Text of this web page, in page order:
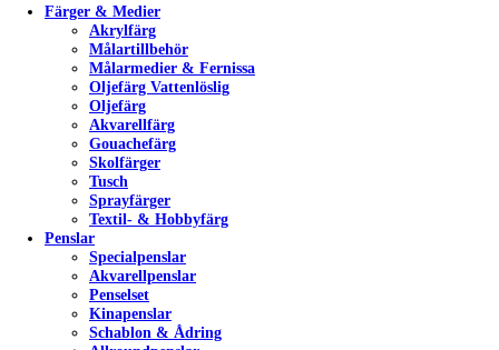
Färger & Medier
Akrylfärg
Målartillbehör
Målarmedier & Fernissa
Oljefärg Vattenlöslig
Oljefärg
Akvarellfärg
Gouachefärg
Skolfärger
Tusch
Sprayfärger
Textil- & Hobbyfärg
Penslar
Specialpenslar
Akvarellpenslar
Penselset
Kinapenslar
Schablon & Ådring